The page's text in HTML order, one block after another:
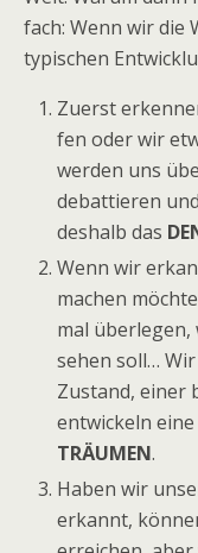
fach: Wenn wir die
typi­schen
Zuerst
fen oder wir
wer­den uns
debat­tie­ren
des­halb das
Wenn wir
machen
mal
se­hen soll…
Zustand, einer
ent­wi­ckeln
TRÄUMEN.
Haben wir
erkannt,